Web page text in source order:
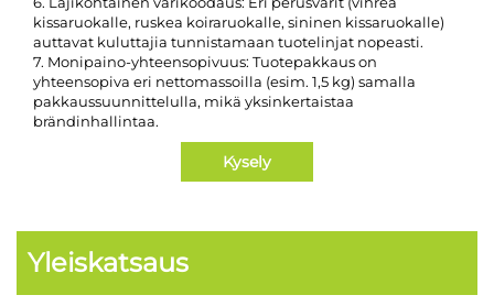
kissaruokalle, ruskea koiraruokalle, sininen kissaruokalle)
auttavat kuluttajia tunnistamaan tuotelinjat nopeasti.
7. Monipaino-yhteensopivuus: Tuotepakkaus on
yhteensopiva eri nettomassoilla (esim. 1,5 kg) samalla
pakkaussuunnittelulla, mikä yksinkertaistaa
brändinhallintaa.
Kysely
Yleiskatsaus